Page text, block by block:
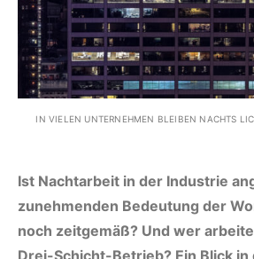
IN VIELEN UNTERNEHMEN BLEIBEN NACHTS
Ist Nachtarbeit in der Industrie
zunehmenden Bedeutung der
noch zeitgemäß? Und wer
Drei-Schicht-Betrieb? Ein Blick in